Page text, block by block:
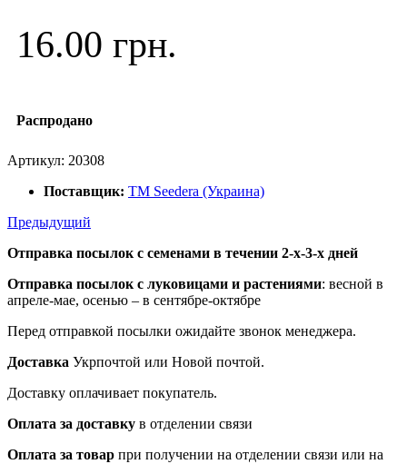
16.00 грн.
Распродано
Артикул: 20308
Поставщик: ТМ Seedera (Украина)
Предыдущий
Отправка посылок с семенами в течении 2-х-3-х дней
Отправка посылок с луковицами и растениями: весной в
апреле-мае, осенью – в сентябре-октябре
Перед отправкой посылки ожидайте звонок менеджера.
Доставка Укрпочтой или Новой почтой.
Доставку оплачивает покупатель.
Оплата за доставку в отделении связи
Оплата за товар при получении на отделении связи или на